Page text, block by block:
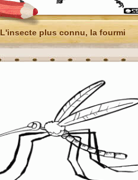
L'insecte plus connu, la fourmi